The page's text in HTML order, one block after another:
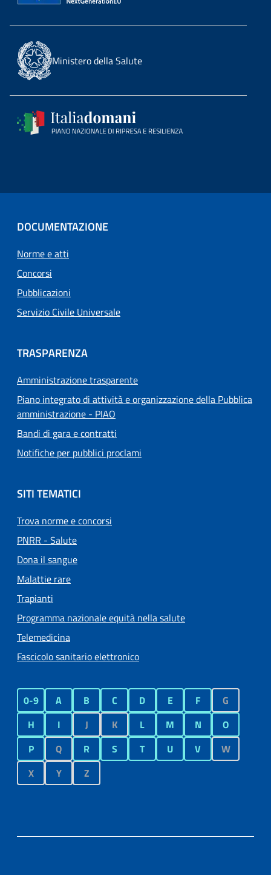
Ministero della Salute
DOCUMENTAZIONE
Norme e atti
Concorsi
Pubblicazioni
Servizio Civile Universale
TRASPARENZA
Amministrazione trasparente
Piano integrato di attività e organizzazione della Pubblica
amministrazione - PIAO
Bandi di gara e contratti
Notifiche per pubblici proclami
SITI TEMATICI
Trova norme e concorsi
PNRR - Salute
Dona il sangue
Malattie rare
Trapianti
Programma nazionale equità nella salute
Telemedicina
Fascicolo sanitario elettronico
0-9 A B C D E F
G
H
I J K L M N
O
P
Q R S T U V
W
X
Y Z